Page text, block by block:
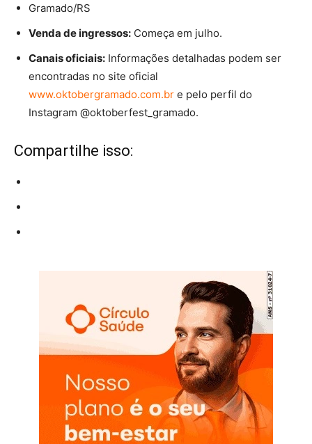
Gramado/RS
Venda de ingressos: Começa em julho.
Canais oficiais: Informações detalhadas podem ser
encontradas no site oficial
www.oktobergramado.com.br e pelo perfil do
Instagram @oktoberfest_gramado.
Compartilhe isso: